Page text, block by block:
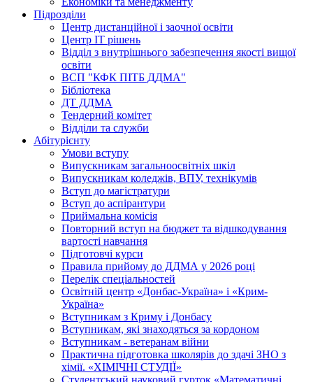
Підрозділи
Центр дистанційної і заочної освіти
Центр ІТ рішень
Відділ з внутрішнього забезпечення якості вищої
освіти
ВСП "КФК ПІТБ ДДМА"
Бібліотека
ДТ ДДМА
Тендерний комітет
Відділи та служби
Абітурієнту
Умови вступу
Випускникам загальноосвітніх шкіл
Випускникам коледжів, ВПУ, технікумів
Вступ до магістратури
Вступ до аспірантури
Приймальна комісія
Повторний вступ на бюджет та відшкодування
вартості навчання
Підготовчі курси
Правила прийому до ДДМА у 2026 році
Перелік спеціальностей
Освітній центр «Донбас-Україна» і «Крим-
Україна»
Вступникам з Криму і Донбасу
Вступникам, які знаходяться за кордоном
Вступникам - ветеранам війни
Практична підготовка школярів до здачі ЗНО з
хімії. «ХІМІЧНІ СТУДІЇ»
Студентський науковий гурток «Математичні